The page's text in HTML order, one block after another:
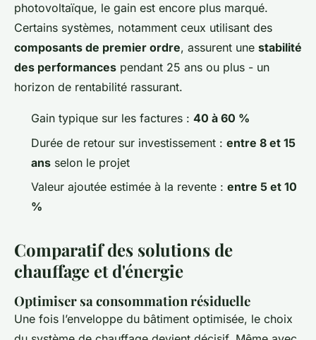
photovoltaïque, le gain est encore plus marqué.
Certains systèmes, notamment ceux utilisant des
composants de premier ordre, assurent une stabilité
des performances pendant 25 ans ou plus - un
horizon de rentabilité rassurant.
Gain typique sur les factures : 40 à 60 %
Durée de retour sur investissement : entre 8 et 15
ans selon le projet
Valeur ajoutée estimée à la revente : entre 5 et 10
%
Comparatif des solutions de
chauffage et d'énergie
Optimiser sa consommation résiduelle
Une fois l’enveloppe du bâtiment optimisée, le choix